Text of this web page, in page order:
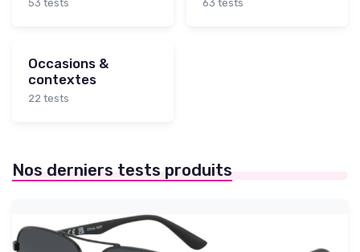
53 tests 63 tests
Occasions &
contextes
22 tests
Nos derniers tests produits